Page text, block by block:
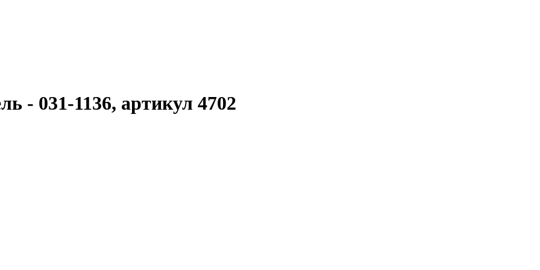
- 031-1136, артикул 4702